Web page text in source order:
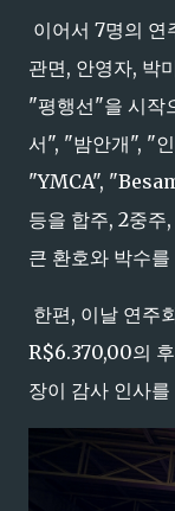
이어서 7명의 연
관면, 안영자, 박
"평행선"을 시작
서", "밤안개", "
"YMCA",
등을 합주, 2중주
큰 환호와 박수
한편, 이날 연주
R$6.370,00의
장이 감사 인사를